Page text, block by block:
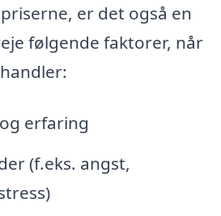
er det også en
følgende faktorer, når
erfaring
(f.eks. angst,